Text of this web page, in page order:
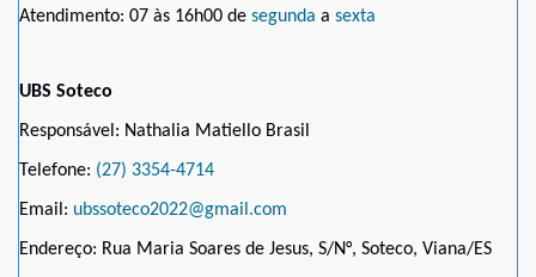
Atendimento: 07 às 16h00 de segunda a sexta
UBS Soteco
Responsável: Nathalia Matiello Brasil
Telefone: (27) 3354-4714
Email: ubssoteco2022@gmail.com
Endereço: Rua Maria Soares de Jesus, S/N°, Soteco, Viana/ES